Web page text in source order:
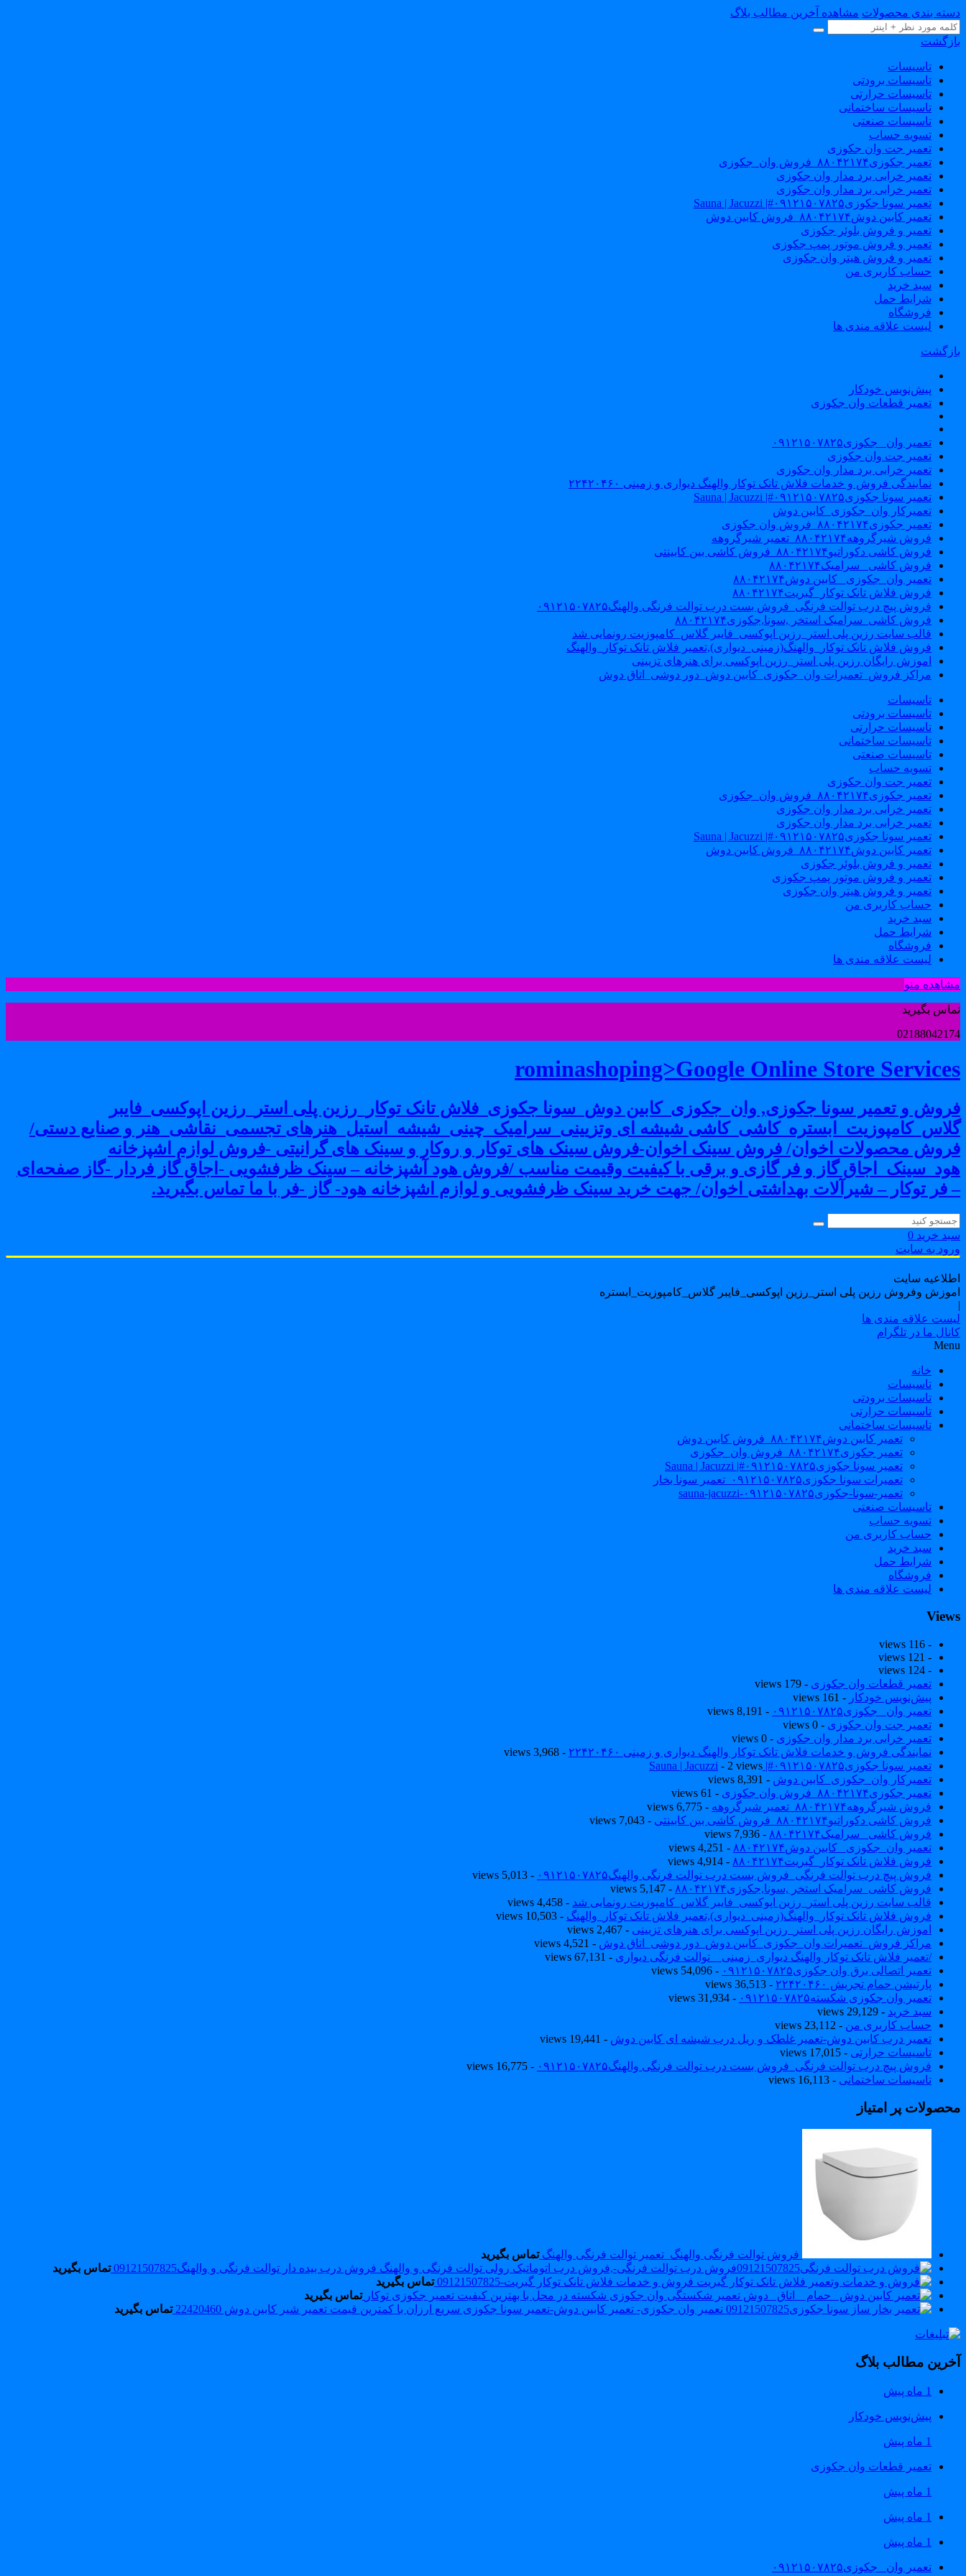
دسته بندی محصولات مشاهده آخرین مطالب بلاگ
بازگشت
تاسیسات
تاسیسات برودتی
تاسیسات حرارتی
تاسیسات ساختمانی
تاسیسات صنعتی
تسویه حساب
تعمیر جت وان جکوزی
تعمیر جکوزی۸۸۰۴۲۱۷۴_فروش وان_جکوزی
تعمیر خرابی برد مدار وان جکوزی
تعمیر خرابی برد مدار وان جکوزی
تعمیر سونا جکوزی۰۹۱۲۱۵۰۷۸۲۵#| Sauna | Jacuzzi
تعمیر کابین دوش۸۸۰۴۲۱۷۴_فروش کابین دوش
تعمیر و فروش بلوئر جکوزی
تعمیر و فروش موتور پمپ جکوزی
تعمیر و فروش هیتر وان جکوزی
حساب کاربری من
سبد خرید
شرایط حمل
فروشگاه
لیست علاقه مندی ها
بازگشت
پیش‌نویس خودکار
تعمیر قطعات وان جکوزی
تعمیر وان _جکوزی۰۹۱۲۱۵۰۷۸۲۵
تعمیر جت وان جکوزی
تعمیر خرابی برد مدار وان جکوزی
نمایندگی فروش و خدمات فلاش تانک توکار والهنگ دیواری و زمینی ۲۲۴۲۰۴۶۰
تعمیر سونا جکوزی۰۹۱۲۱۵۰۷۸۲۵#| Sauna | Jacuzzi
تعمیرکار وان_جکوزی_کابین دوش
تعمیر جکوزی۸۸۰۴۲۱۷۴_فروش وان جکوزی
فروش شیرگروهه۸۸۰۴۲۱۷۴_تعمیر شیرگروهه
فروش کاشی دکوراتیو۸۸۰۴۲۱۷۴_فروش کاشی بین کابینتی
فروش کاشی _سرامیک۸۸۰۴۲۱۷۴
تعمیر وان_جکوزی_ کابین دوش۸۸۰۴۲۱۷۴
فروش فلاش تانک توکار_گبریت۸۸۰۴۲۱۷۴
فروش پیچ درب توالت فرنگی_فروش بست درب توالت فرنگی والهنگ۰۹۱۲۱۵۰۷۸۲۵
فروش کاشی_سرامیک استخر ,سونا,جکوزی۸۸۰۴۲۱۷۴
قالب سایت رزین پلی استر_رزین اپوکسی_فایبر گلاس_کامپوزیت رونمایی شد
فروش فلاش تانک توکار_والهنگ(زمینی_دیواری),تعمیر فلاش تانک توکار_والهنگ
اموزش رایگان رزین پلی استر_رزین اپوکسی برای هنرهای تزیینی
مراکز فروش_تعمیرات وان_جکوزی_کابین دوش_دور دوشی_اتاق دوش
تاسیسات
تاسیسات برودتی
تاسیسات حرارتی
تاسیسات ساختمانی
تاسیسات صنعتی
تسویه حساب
تعمیر جت وان جکوزی
تعمیر جکوزی۸۸۰۴۲۱۷۴_فروش وان_جکوزی
تعمیر خرابی برد مدار وان جکوزی
تعمیر خرابی برد مدار وان جکوزی
تعمیر سونا جکوزی۰۹۱۲۱۵۰۷۸۲۵#| Sauna | Jacuzzi
تعمیر کابین دوش۸۸۰۴۲۱۷۴_فروش کابین دوش
تعمیر و فروش بلوئر جکوزی
تعمیر و فروش موتور پمپ جکوزی
تعمیر و فروش هیتر وان جکوزی
حساب کاربری من
سبد خرید
شرایط حمل
فروشگاه
لیست علاقه مندی ها
مشاهده منو
تماس بگیرید
02188042174
rominashoping>Google Online Store Services
فروش و تعمیر سونا جکوزی, وان_جکوزی_کابین دوش_سونا جکوزی_فلاش تانک توکار_رزین پلی استر_رزین اپوکسی_فایبر
گلاس_کامپوزیت_ابستره_کاشی_کاشی شیشه ای وتزیینی_سرامیک_چینی_شیشه_استیل_هنرهای تجسمی_نقاشی_هنر و صنایع دستی/
فروش محصولات اخوان/ فروش سینک اخوان-فروش سینک های توکار و روکار و سینک های گرانیتی -فروش لوازم اشپزخانه
هود_سینک_اجاق گاز و فر گازی و برقی با کیفیت وقیمت مناسب /فروش هود آشپزخانه – سینک ظرفشویی -اجاق گاز فردار -گاز صفحه‌ای
– فر توکار – شیرآلات بهداشتی اخوان/ جهت خرید سینک ظرفشویی و لوازم اشپزخانه هود- گاز -فر با ما تماس بگیرید.
سبد خرید 0
ورود به سایت
اطلاعیه سایت
اموزش وفروش رزین پلی استر_رزین اپوکسی_فایبر گلاس_کامپوزیت_ابستره
|
لیست علاقه مندی ها
کانال ما در تلگرام
Menu
خانه
تاسیسات
تاسیسات برودتی
تاسیسات حرارتی
تاسیسات ساختمانی
تعمیر کابین دوش۸۸۰۴۲۱۷۴_فروش کابین دوش
تعمیر جکوزی۸۸۰۴۲۱۷۴_فروش وان_جکوزی
تعمیر سونا جکوزی۰۹۱۲۱۵۰۷۸۲۵#| Sauna | Jacuzzi
تعمیرات سونا جکوزی۰۹۱۲۱۵۰۷۸۲۵_تعمیر سونا بخار
تعمیر-سونا-جکوزی۰۹۱۲۱۵۰۷۸۲۵-sauna-jacuzzi
تاسیسات صنعتی
تسویه حساب
حساب کاربری من
سبد خرید
شرایط حمل
فروشگاه
لیست علاقه مندی ها
Views
- 116 views
- 121 views
- 124 views
تعمیر قطعات وان جکوزی - 179 views
پیش‌نویس خودکار - 161 views
تعمیر وان _جکوزی۰۹۱۲۱۵۰۷۸۲۵
- 8,191 views
تعمیر جت وان جکوزی - 0 views
تعمیر خرابی برد مدار وان جکوزی - 0 views
نمایندگی فروش و خدمات فلاش تانک توکار والهنگ دیواری و زمینی ۲۲۴۲۰۴۶۰
- 3,968 views
تعمیر سونا جکوزی۰۹۱۲۱۵۰۷۸۲۵#| Sauna | Jacuzzi
- 2 views
تعمیرکار وان_جکوزی_کابین دوش - 8,391 views
تعمیر جکوزی۸۸۰۴۲۱۷۴_فروش وان جکوزی
- 61 views
فروش شیرگروهه۸۸۰۴۲۱۷۴_تعمیر شیرگروهه
- 6,775 views
فروش کاشی دکوراتیو۸۸۰۴۲۱۷۴_فروش کاشی بین کابینتی
- 7,043 views
فروش کاشی _سرامیک۸۸۰۴۲۱۷۴
- 7,936 views
تعمیر وان_جکوزی_ کابین دوش۸۸۰۴۲۱۷۴
- 4,251 views
فروش فلاش تانک توکار_گبریت۸۸۰۴۲۱۷۴
- 4,914 views
فروش پیچ درب توالت فرنگی_فروش بست درب توالت فرنگی والهنگ۰۹۱۲۱۵۰۷۸۲۵
- 5,013 views
فروش کاشی_سرامیک استخر ,سونا,جکوزی۸۸۰۴۲۱۷۴
- 5,147 views
قالب سایت رزین پلی استر_رزین اپوکسی_فایبر گلاس_کامپوزیت رونمایی شد - 4,458 views
فروش فلاش تانک توکار_والهنگ(زمینی_دیواری),تعمیر فلاش تانک توکار_والهنگ - 10,503 views
اموزش رایگان رزین پلی استر_رزین اپوکسی برای هنرهای تزیینی - 2,467 views
مراکز فروش_تعمیرات وان_جکوزی_کابین دوش_دور دوشی_اتاق دوش - 4,521 views
/تعمیر فلاش تانک توکار والهنگ دیواری_زمینی _ توالت فرنگی دیواری - 67,131 views
تعمیر اتصالی برق وان جکوزی۰۹۱۲۱۵۰۷۸۲۵
- 54,096 views
پارتیشن حمام تجریش ۲۲۴۲۰۴۶۰
- 36,513 views
تعمیر وان جکوزی شکسته۰۹۱۲۱۵۰۷۸۲۵
- 31,934 views
سبد خرید - 29,129 views
حساب کاربری من - 23,112 views
تعمیر درب کابین دوش-تعمیر غلطک و ریل درب شیشه ای کابین دوش - 19,441 views
تاسیسات حرارتی - 17,015 views
فروش پیچ درب توالت فرنگی_فروش بست درب توالت فرنگی والهنگ۰۹۱۲۱۵۰۷۸۲۵
- 16,775 views
تاسیسات ساختمانی - 16,113 views
محصولات پر امتیاز
فروش توالت فرنگی والهنگ_تعمیر توالت فرنگی والهنگ تماس بگیرید
فروش درب بیده دار توالت فرنگی و والهنگ09121507825
تماس بگیرید
فروش و خدمات فلاش تانک توکار گبریت-09121507825
تماس بگیرید
تعمیر جکوزی توکار تماس بگیرید
تعمیر شیر کابین دوش 22420460
تماس بگیرید
آخرین مطالب بلاگ
1 ماه پیش
پیش‌نویس خودکار
1 ماه پیش
تعمیر قطعات وان جکوزی
1 ماه پیش
1 ماه پیش
1 ماه پیش
تعمیر وان _جکوزی۰۹۱۲۱۵۰۷۸۲۵